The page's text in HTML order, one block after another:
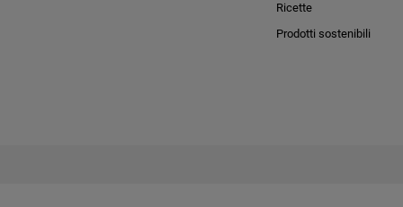
Ricette
Prodotti sostenibili